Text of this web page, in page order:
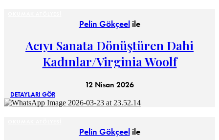
Pelin Gökçeelile
Acıyı Sanata Dönüştüren Dahi
Kadınlar/Virginia Woolf
12 Nisan 2026
DETAYLARI GÖR
Pelin Gökçeelile